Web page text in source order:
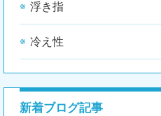
浮き指
冷え性
新着ブログ記事